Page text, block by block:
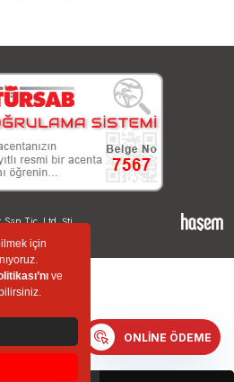
için
ve
ONLINE ÖDEME
San.Tic. Ltd. Şti.